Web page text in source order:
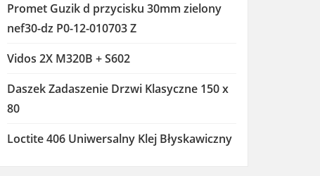
Promet Guzik d przycisku 30mm zielony
nef30-dz P0-12-010703 Z
Vidos 2X M320B + S602
Daszek Zadaszenie Drzwi Klasyczne 150 x
80
Loctite 406 Uniwersalny Klej Błyskawiczny